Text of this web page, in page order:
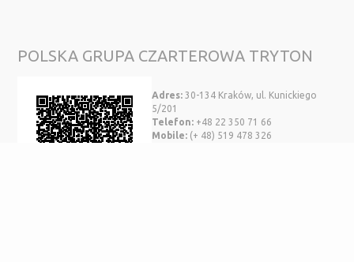
POLSKA GRUPA CZARTEROWA TRYTON
Adres: 30-134 Kraków, ul. Kunickiego
5/201
Telefon: +48 22 350 71 66
Mobile: (+ 48) 519 478 326